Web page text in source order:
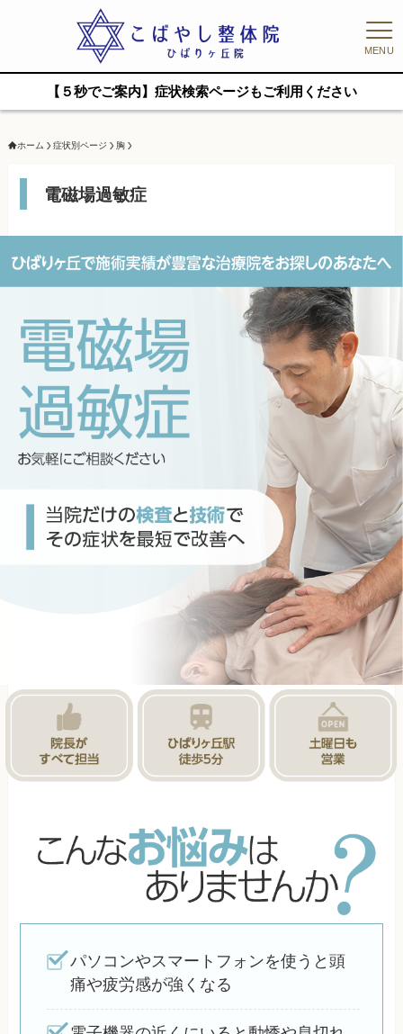
MENU
【５秒でご案内】症状検索ページもご利用ください
ホーム 症状別ページ 胸
電磁場過敏症
パソコンやスマートフォンを使うと頭
痛や疲労感が強くなる